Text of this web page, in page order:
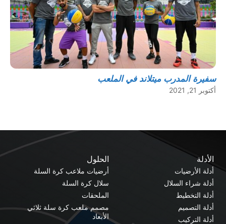
سفيرة المدرب ميتلاند في الملعب
أكتوبر 21, 2021
الحلول
أرضيات ملاعب كرة السلة
سلال كرة السلة
الملحقات
مصمم ملعب كرة سلة ثلاثي
الأبعاد
الأدلة
أدلة الأرضيات
أدلة شراء السلال
أدلة التخطيط
أدلة التصميم
أدلة التركيب